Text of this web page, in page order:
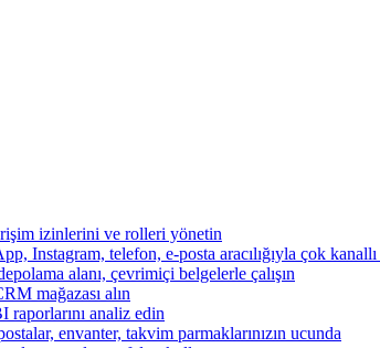
izinlerini ve rolleri yönetin
Instagram, telefon, e-posta aracılığıyla çok
alanı, çevrimiçi belgelerle çalışın
mağazası alın
raporlarını analiz edin
envanter, takvim parmaklarınızın ucunda